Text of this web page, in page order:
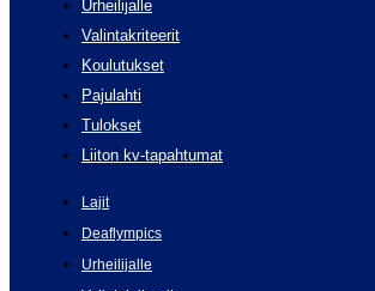
Urheilijalle
Valintakriteerit
Koulutukset
Pajulahti
Tulokset
Liiton kv-tapahtumat
Lajit
Deaflympics
Urheilijalle